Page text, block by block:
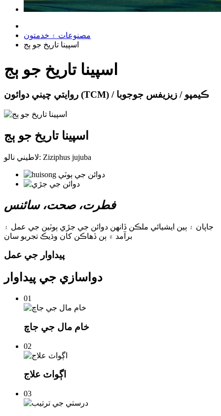
مصنوعات ۽ خدمتون
اسپينا تاريخ جو ٻج
اسپينا تاريخ جو ٻج
روايتي چيني دوائون (TCM) / ڪيمپو / زيزيفس جوجوبا
اسپينا تاريخ جو ٻج
لاطيني نالو: Ziziphus jujuba
فطرت، صحت، سائنس
جاپان ۽ ٻين ايشيائي ملڪن ڏانهن دوائن جي جڙي ٻوٽين جي عمل ۽
برآمد ۾ ٻن ڏهاڪن کان وڌيڪ تجربو سان
پيداوار جي عمل
دواسازي جي پيداوار
01
خام مال جي جاچ
02
اڳواٽ علاج
03